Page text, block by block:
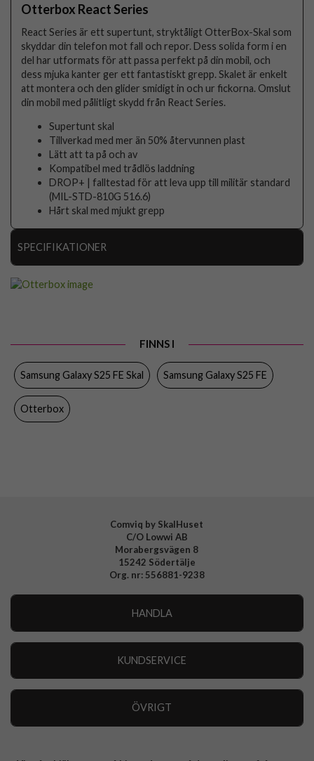
Otterbox React Series
React Series är ett supertunt, stryktåligt OtterBox-Skal som
skyddar din telefon mot fall och repor. Dess solida form i en
del har utformats för att passa perfekt på din mobil, och
dess mjuka kanter ger ett fantastiskt grepp. Skalet är enkelt
att montera och den glider smidigt in och ur fickorna. Omslut
din mobil med pålitligt skydd från React Series.
Supertunt skal
Tillverkad med mer än 50% återvunnen plast
Lätt att ta på och av
Kompatibel med trådlös laddning
DROP+ | falltestad för att leva upp till militär standard
(MIL-STD-810G 516.6)
Hårt skal med mjukt grepp
SPECIFIKATIONER
Trådlös laddning-kompatibel
Färg Genomskinlig, Svart
Material
Varumärke
FINNS I
Samsung Galaxy S25 FE Skal Samsung Galaxy S25 FE
Otterbox
Comviq by SkalHuset
C/O Lowwi AB
Morabergsvägen 8
15242 Södertälje
Org. nr: 556881-9238
HANDLA
KUNDSERVICE
ÖVRIGT